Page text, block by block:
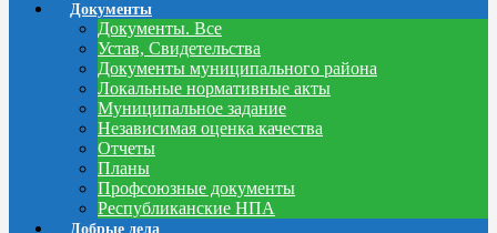
Документы
Документы. Все
Устав, Свидетельства
Документы муниципального района
Локальные нормативные акты
Муниципальное задание
Независимая оценка качества
Отчеты
Планы
Профсоюзные документы
Республиканские НПА
Добрые дела